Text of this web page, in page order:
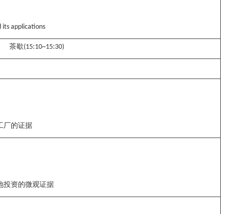
its applications
茶歇(15:10~15:30)
厂的证据
资的微观证据